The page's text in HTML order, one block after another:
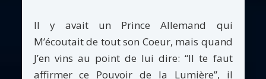
Il y avait un Prince Allemand qui
M’écoutait de tout son Coeur, mais quand
J’en vins au point de lui dire: “Il te faut
affirmer ce Pouvoir de la Lumière”, il